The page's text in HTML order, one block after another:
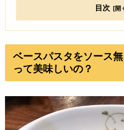
目次
ベースパスタをソース
って美味しいの？